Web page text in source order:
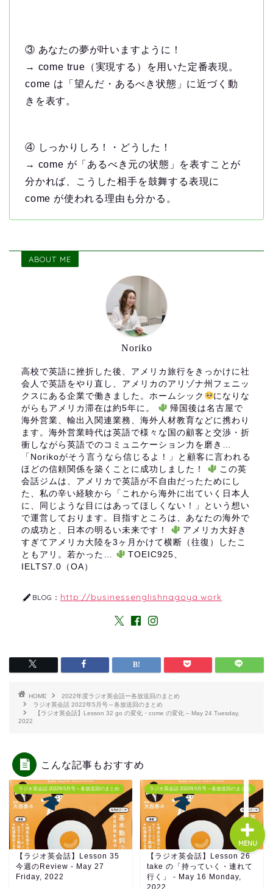
③ あなたの夢が叶いますように！
→ come true（実現する）を用いた定番表現。
come は「望んだ・あるべき状態」に近づく動
きを表す。
④ しっかりしろ！・どうした！
→ come が「あるべき元の状態」を表すことが
分かれば、こうした相手を鼓舞する表現に
come が使われる理由も分かる。
ABOUT ME
Noriko
高校で英語に挫折した後、アメリカ旅行をきっかけに社
会人で英語をやり直し、アメリカのアリゾナ州フェニッ
クスにある企業で働きました。ホームシック
になりな
がらもアメリカ滞在は約5年に。
帰国後は名古屋で
海外営業、輸出入関連業務、海外人材教育などに携わり
ます。海外営業時代は英語で様々な国の顧客と交渉・折
衝しながら英語でのコミュニケーション力を磨き…
「Norikoがそう言うなら信じるよ！」と顧客に言われる
ほどの信頼関係を築くことに成功しました！
この英
会話ジムは、アメリカで英語が不自由だったためにし
た、私の辛い経験から「これから海外に出ていく日本人
に、同じような目にはあってほしくない！」という想い
で運営しております。目指すところは、あなたの海外で
の成功と、日本の明るい未来です！
アメリカ大好き
すぎてアメリカ大陸を3ヶ月かけて横断（往復）したこ
ともアリ。若かった…
TOEIC925、
IELTS7.0（OA）
BLOG： http://businessenglishnagoya.work
HOME
2022年度ラジオ英会話ー各放送回のまとめ
ラジオ英会話 2022年5月号～各放送回のまとめ
【ラジオ英会話】Lesson 32 go の変化・come の変化 – May 24 Tuesday,
2022
こんな記事もおすすめ
ラジオ英会話 2022年5月号～各放送回のまとめ
【ラジオ英会話】Lesson 35
今週のReview - May 27
Friday, 2022
ラジオ英会話 2022年5月号～各放送回のまとめ
【ラジオ英会話】Lesson 26
take の「持っていく・連れて
行く」 - May 16 Monday,
2022
MENU
About us
コース・料金